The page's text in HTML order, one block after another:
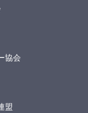
協会
盟